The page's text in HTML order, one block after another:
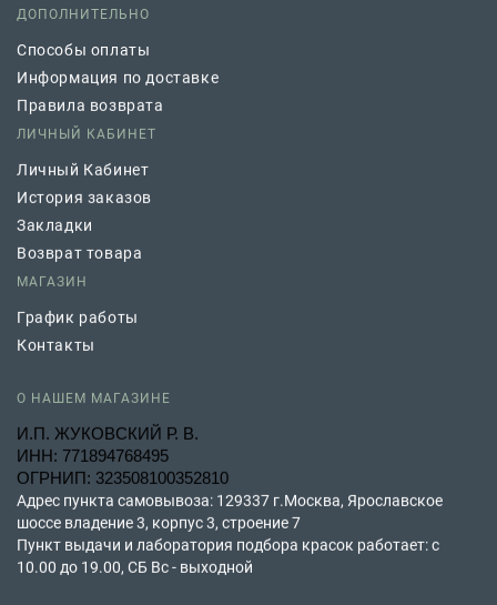
ДОПОЛНИТЕЛЬНО
Способы оплаты
Информация по доставке
Правила возврата
ЛИЧНЫЙ КАБИНЕТ
Личный Кабинет
История заказов
Закладки
Возврат товара
МАГАЗИН
График работы
Контакты
О НАШЕМ МАГАЗИНЕ
И.П. ЖУКОВСКИЙ Р. В.
ИНН: 771894768495
ОГРНИП: 323508100352810
Адрес пункта самовывоза: 129337 г.Москва, Ярославское
шоссе владение 3, корпус 3, строение 7
Пункт выдачи и лаборатория подбора красок работает: с
10.00 до 19.00, СБ Вс - выходной